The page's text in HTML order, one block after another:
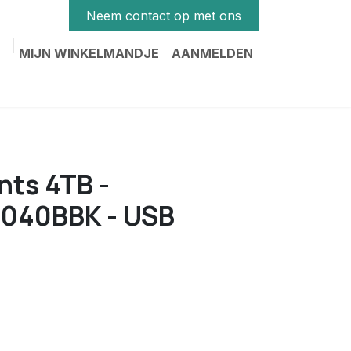
Neem contact op met ons
MIJN WINKELMANDJE
AANMELDEN
4TB -
- USB